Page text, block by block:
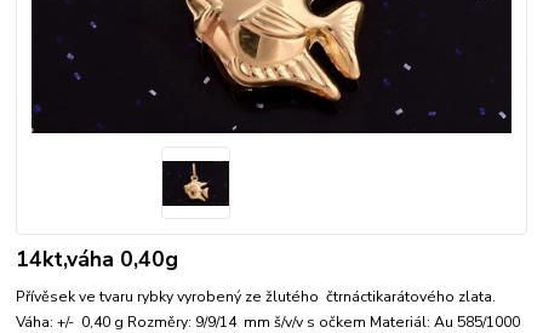
14kt,váha 0,40g
Přívěsek ve tvaru rybky vyrobený ze žlutého čtrnáctikarátového zlata.
Váha: +/- 0,40 g Rozměry: 9/9/14 mm š/v/v s očkem Materiál: Au 585/1000